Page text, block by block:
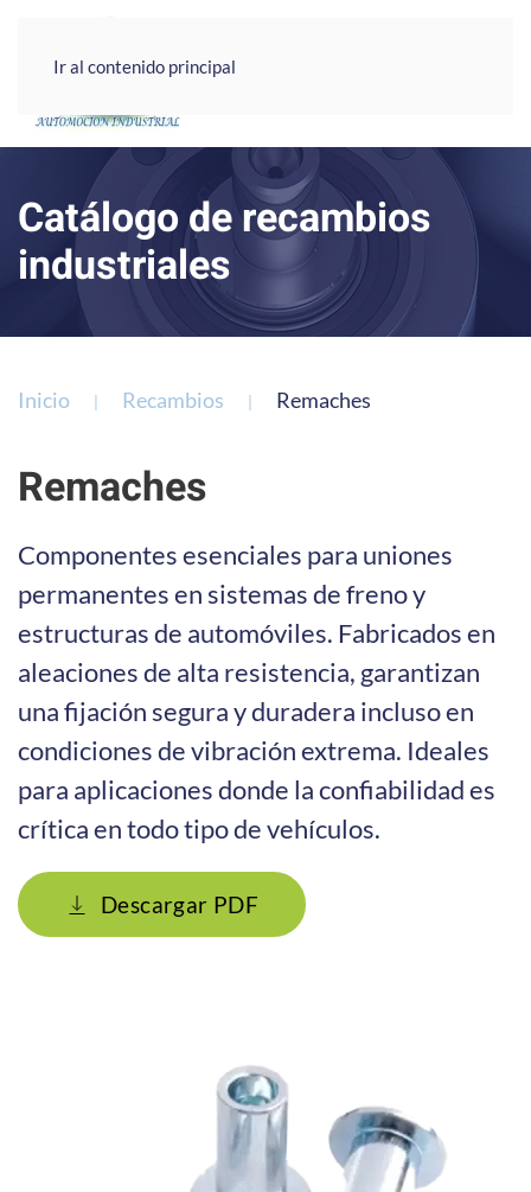
Ir al contenido principal
Catálogo de recambios
industriales
Inicio Recambios Remaches
Remaches
Componentes esenciales para uniones
permanentes en sistemas de freno y
estructuras de automóviles. Fabricados en
aleaciones de alta resistencia, garantizan
una fijación segura y duradera incluso en
condiciones de vibración extrema. Ideales
para aplicaciones donde la confiabilidad es
crítica en todo tipo de vehículos.
Descargar PDF